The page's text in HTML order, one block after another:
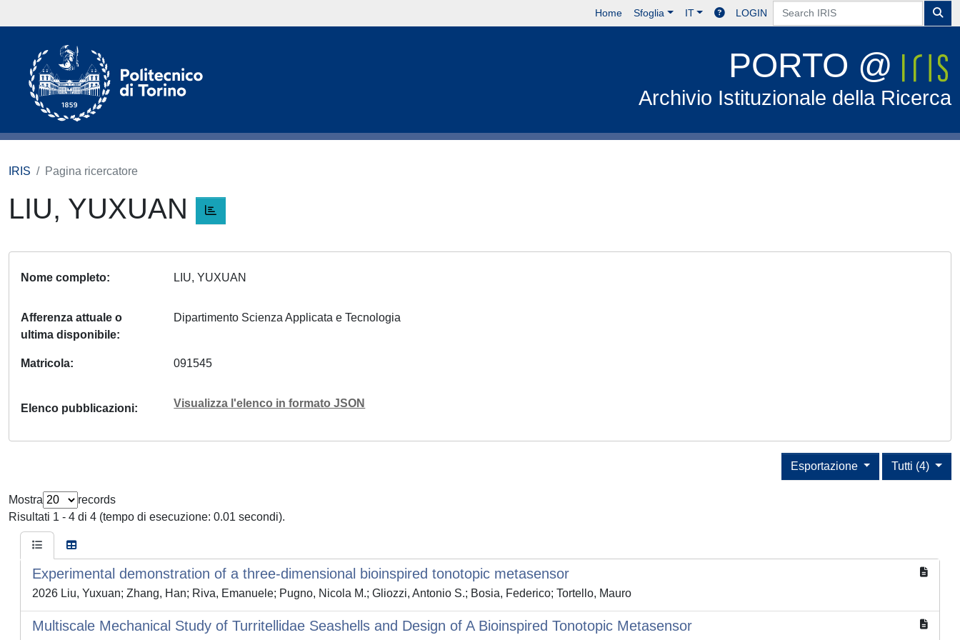
Home Sfoglia IT LOGIN
PORTO @
Archivio Istituzionale della Ricerca
IRIS Pagina ricercatore
LIU, YUXUAN
Nome completo LIU, YUXUAN
Afferenza attuale o
ultima disponibile
Dipartimento Scienza Applicata e Tecnologia
Matricola 091545
Elenco pubblicazioni Visualizza l'elenco in formato JSON
Tutti (4)
Esportazione
Mostra
records
Risultati 1 - 4 di 4 (tempo di esecuzione: 0.01 secondi).
Experimental demonstration of a three-dimensional bioinspired tonotopic metasensor
2026 Liu, Yuxuan; Zhang, Han; Riva, Emanuele; Pugno, Nicola M.; Gliozzi, Antonio S.; Bosia, Federico; Tortello, Mauro
Multiscale Mechanical Study of Turritellidae Seashells and Design of A Bioinspired Tonotopic Metasensor